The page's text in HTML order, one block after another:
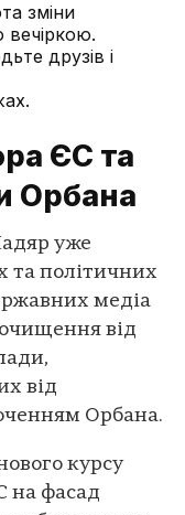
зміни
вечіркою.
друзів і
ЄС та
Орбана
уже
та політичних
медіа
від
від
Орбана.
курсу
на фасад